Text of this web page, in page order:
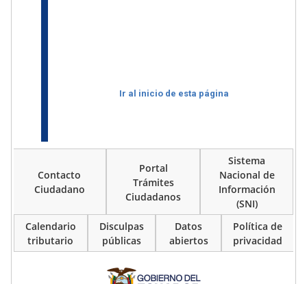
Ir al inicio de esta página
Contacto
Ciudadano
Portal
Trámites
Ciudadanos
Sistema
Nacional de
Información
(SNI)
Calendario
tributario
Disculpas
públicas
Datos
abiertos
Política de
privacidad